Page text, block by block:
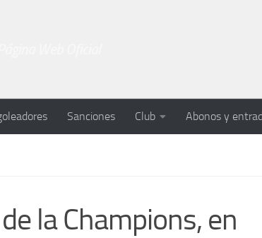
Sanciones Club Abonos y
la Champions, en